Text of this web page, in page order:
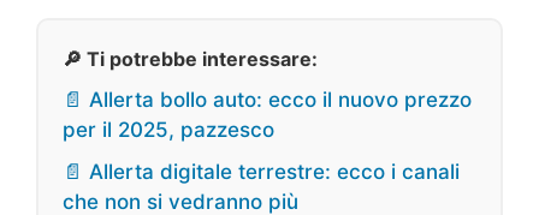
🔎 Ti potrebbe interessare:
📄 Allerta bollo auto: ecco il nuovo prezzo
per il 2025, pazzesco
📄 Allerta digitale terrestre: ecco i canali
che non si vedranno più